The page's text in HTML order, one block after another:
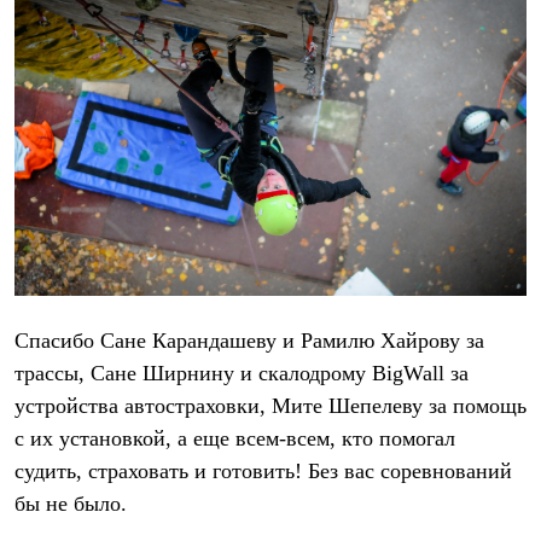
Брюки
Софтшелл одежда
Куртки
Флисовая одежда
Куртки
Брюки
Жилеты
Комбинезоны
Термобелье
Комплект термобелья
Снаряжение
Палатки и тенты
Палатки
Рюкзаки
Экспедиционные
Легкоходные
Альпинистские
Городские
Аксессуары для рюкзаков
Спальные мешки
Пуховые
Спасибо Сане Карандашеву и Рамилю Хайрову за
трассы, Сане Ширнину и скалодрому BigWall за
устройства автостраховки, Мите Шепелеву за помощь
с их установкой, а еще всем-всем, кто помогал
судить, страховать и готовить! Без вас соревнований
бы не было.